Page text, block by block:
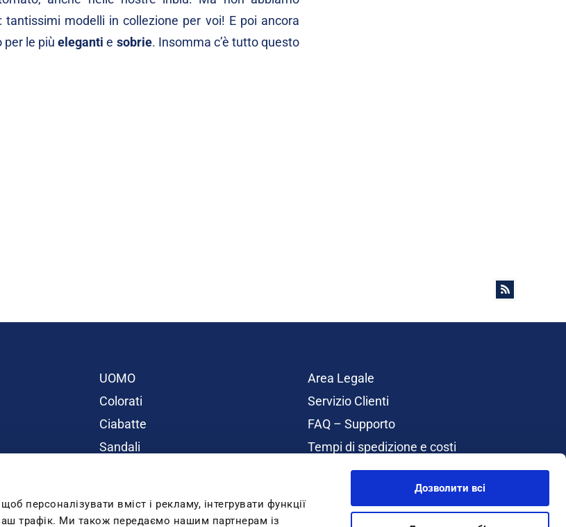
персоналізувати вміст і рекламу, інтегрувати функції
трафік. Ми також передаємо нашим партнерам із
Дозволити всі
modelli in collezione per voi! E poi ancora
per le piùeleganti e sobrie. Insomma c’è tutto questo
UOMO
Colorati
Ciabatte
Sandali
Inblu Blog
Area Legale
Servizio Clienti
FAQ – Supporto
Tempi di spedizione e costi
Rimborsi e Resi
About Inblu